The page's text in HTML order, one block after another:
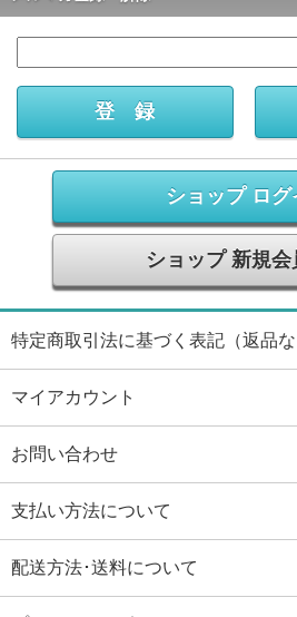
ショップ ログ
ショップ 新規
特定商取引法に基づく表記（返品な
マイアカウント
お問い合わせ
支払い方法について
配送方法･送料について